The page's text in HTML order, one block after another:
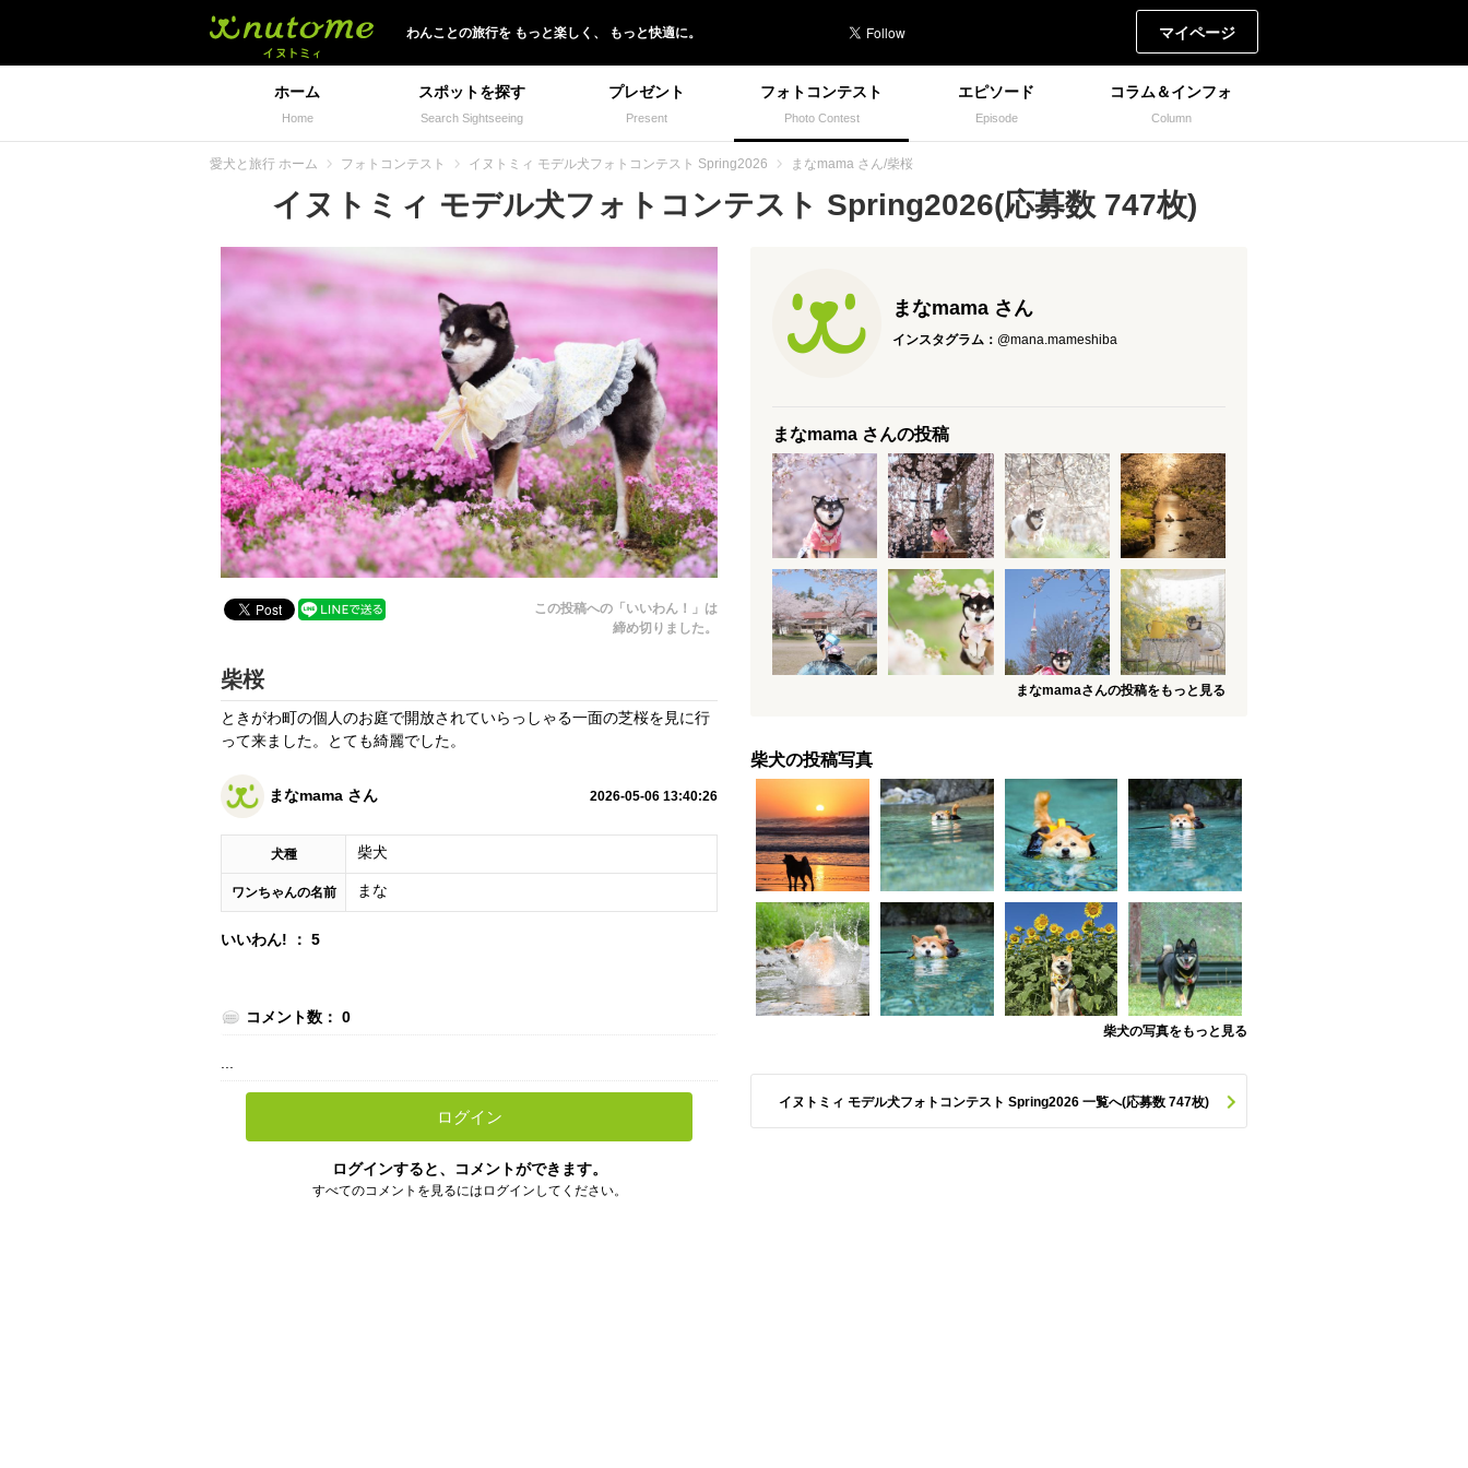
わんことの旅行を もっと楽しく、 もっと快適に。 マイページ
ホーム
Home
スポットを探す
Search Sightseeing
プレゼント
Present
フォトコンテスト
Photo Contest
エピソード
Episode
コラム＆インフォ
Column
愛犬と旅行 ホーム フォトコンテスト イヌトミィ モデル犬フォトコンテスト Spring2026 まなmama さん/柴桜
イヌトミィ モデル犬フォトコンテスト Spring2026(応募数 747枚)
この投稿への「いいわん！」は
締め切りました。
柴桜
ときがわ町の個人のお庭で開放されていらっしゃる一面の芝桜を見に行
って来ました。とても綺麗でした。
まなmama さん 2026-05-06 13:40:26
犬種 柴犬
ワンちゃんの名前 まな
いいわん! ： 5
コメント数： 0
...
ログイン
ログインすると、コメントができます。
すべてのコメントを見るにはログインしてください。
まなmama さん
インスタグラム： @mana.mameshiba
まなmama さんの投稿
まなmamaさんの投稿をもっと見る
柴犬の投稿写真
柴犬の写真をもっと見る
イヌトミィ モデル犬フォトコンテスト Spring2026 一覧へ(応募数 747枚)